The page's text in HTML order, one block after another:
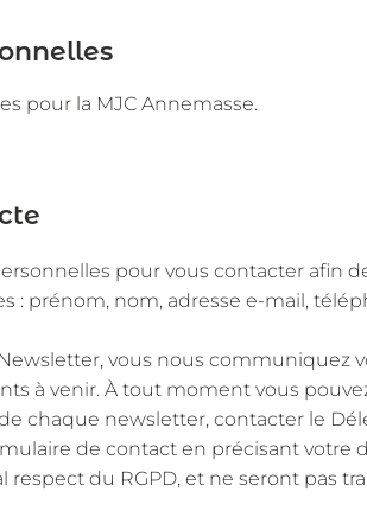
pour la MJC Annemasse.
pour vous contacter afin
prénom, nom, adresse e-mail,
vous nous communiquez
à venir. À tout moment vous
chaque newsletter, contacter le
de contact en précisant votre
du RGPD, et ne seront pas